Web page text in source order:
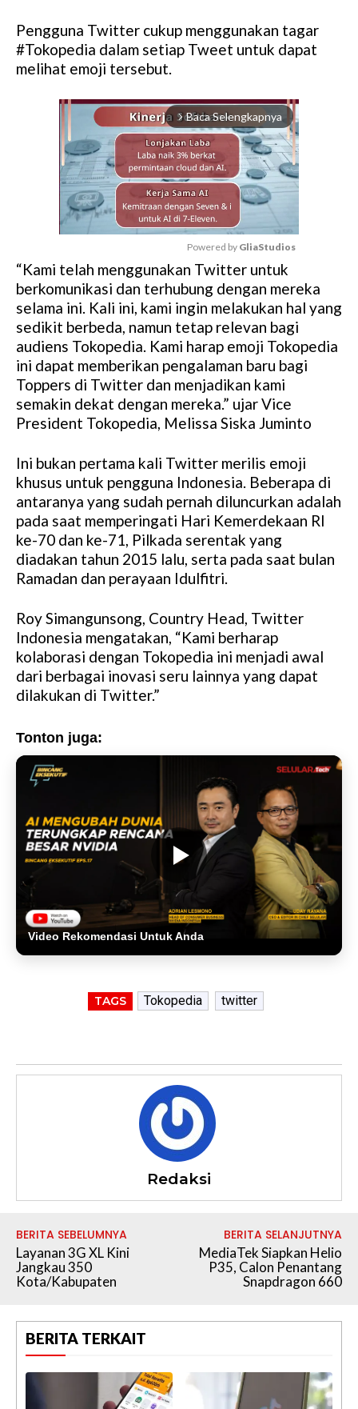
Pengguna Twitter cukup menggunakan tagar
#Tokopedia dalam setiap Tweet untuk dapat
melihat emoji tersebut.
arrow_forward_ios Baca Selengkapnya
M
u
t
e
Powered by GliaStudios
“Kami telah menggunakan Twitter untuk
berkomunikasi dan terhubung dengan mereka
selama ini. Kali ini, kami ingin melakukan hal yang
sedikit berbeda, namun tetap relevan bagi
audiens Tokopedia. Kami harap emoji Tokopedia
ini dapat memberikan pengalaman baru bagi
Toppers di Twitter dan menjadikan kami
semakin dekat dengan mereka.” ujar Vice
President Tokopedia, Melissa Siska Juminto
Ini bukan pertama kali Twitter merilis emoji
khusus untuk pengguna Indonesia. Beberapa di
antaranya yang sudah pernah diluncurkan adalah
pada saat memperingati Hari Kemerdekaan RI
ke-70 dan ke-71, Pilkada serentak yang
diadakan tahun 2015 lalu, serta pada saat bulan
Ramadan dan perayaan Idulfitri.
Roy Simangunsong, Country Head, Twitter
Indonesia mengatakan, “Kami berharap
kolaborasi dengan Tokopedia ini menjadi awal
dari berbagai inovasi seru lainnya yang dapat
dilakukan di Twitter.”
Tonton juga:
Video Rekomendasi Untuk Anda
TAGS Tokopedia twitter
Redaksi
BERITA SEBELUMNYA
Layanan 3G XL Kini
Jangkau 350
Kota/Kabupaten
BERITA SELANJUTNYA
MediaTek Siapkan Helio
P35, Calon Penantang
Snapdragon 660
BERITA TERKAIT